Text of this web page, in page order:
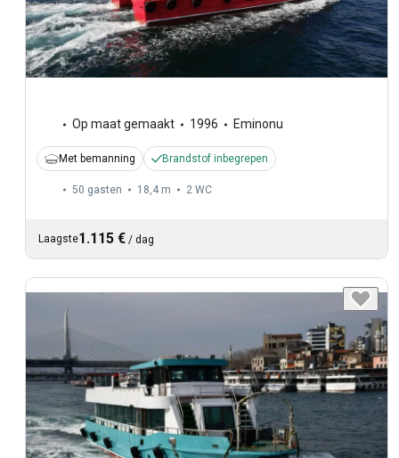
Op maat gemaakt 1996 Eminonu
Met bemanning Brandstof inbegrepen
50 gasten 18,4 m 2 WC
Laagste1.115 € / dag